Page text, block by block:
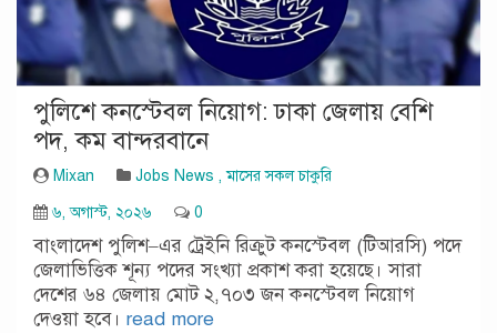
পুলিশে কনস্টেবল নিয়োগ: ঢাকা জেলায় বেশি
পদ, কম বান্দরবানে
Mixan Jobs News ,মাসের সকল চাকুরি
৬, অগাস্ট, ২০২৬
0
বাংলাদেশ পুলিশ–এর ট্রেইনি রিক্রুট কনস্টেবল (টিআরসি) পদে
জেলাভিত্তিক শূন্য পদের সংখ্যা প্রকাশ করা হয়েছে। সারা
দেশের ৬৪ জেলায় মোট ২,৭০৩ জন কনস্টেবল নিয়োগ
দেওয়া হবে। read more